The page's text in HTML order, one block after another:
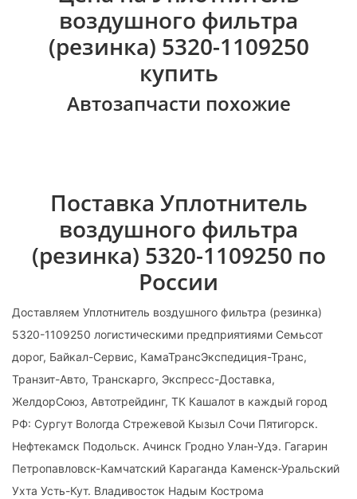
воздушного фильтра
(резинка) 5320-1109250
купить
Автозапчасти похожие
Поставка Уплотнитель
воздушного фильтра
(резинка) 5320-1109250 по
России
Доставляем Уплотнитель воздушного фильтра (резинка)
5320-1109250 логистическими предприятиями Семьсот
дорог, Байкал-Сервис, КамаТрансЭкспедиция-Транс,
Транзит-Авто, Транскарго, Экспресс-Доставка,
ЖелдорСоюз, Автотрейдинг, ТК Кашалот в каждый город
РФ: Сургут Вологда Стрежевой Кызыл Сочи Пятигорск.
Нефтекамск Подольск. Ачинск Гродно Улан-Удэ. Гагарин
Петропавловск-Камчатский Караганда Каменск-Уральский
Ухта Усть-Кут. Владивосток Надым Кострома